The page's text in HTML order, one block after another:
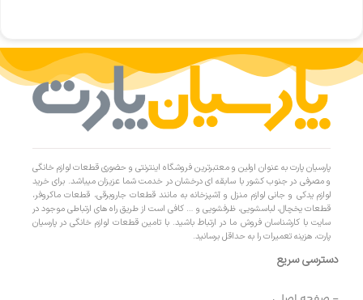
پارسیان پارت به عنوان اولین و معتبرترین فروشگاه اینترنتی و حضوری قطعات لوازم خانگی
و مصرفی در جنوب کشور با سابقه ای درخشان در خدمت شما عزیزان میباشد. برای خرید
لوازم یدکی و جانی لوازم منزل و آشپزخانه به مانند قطعات جاروبرقی، قطعات ماکروفر،
قطعات یخچال، لباسشویی، ظرفشویی و … کافی است از طریق راه های ارتباطی موجود در
سایت با کارشناسان فروش ما در ارتباط باشید. با تامین قطعات لوازم خانگی در پارسیان
پارت، هزینه تعمیرات را به حداقل برسانید.
دسترسی سریع